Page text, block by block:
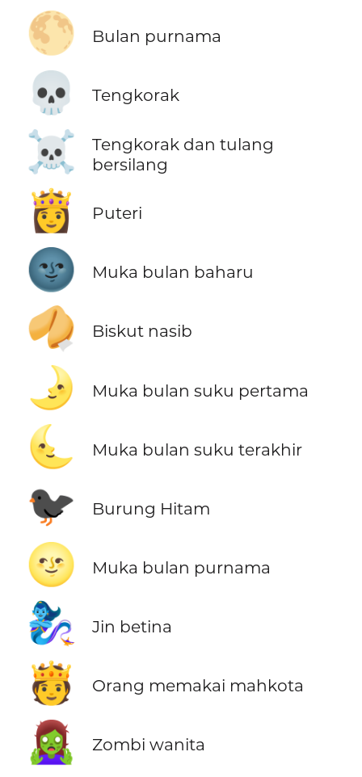
🌕 Bulan purnama
💀 Tengkorak
☠️
Tengkorak dan tulang
bersilang
👸 Puteri
🌚 Muka bulan baharu
🥠 Biskut nasib
🌛 Muka bulan suku pertama
🌜 Muka bulan suku terakhir
🐦‍⬛ Burung Hitam
🌝 Muka bulan purnama
🧞‍♀️ Jin betina
🫅 Orang memakai mahkota
🧟‍♀️ Zombi wanita